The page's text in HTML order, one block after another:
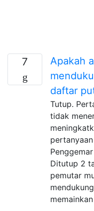
7
Apakah
daftar
Tutup.
tidak
Ditutup 2
pemutar